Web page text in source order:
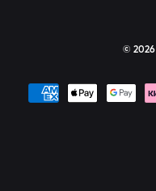
© 2026